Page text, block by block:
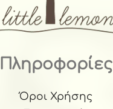
Πληροφορίες
Όροι Χρήσης